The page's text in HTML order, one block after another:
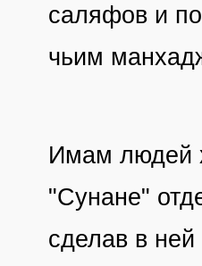
саляфов и
чьим
Имам людей
"Сунане"
сделав в